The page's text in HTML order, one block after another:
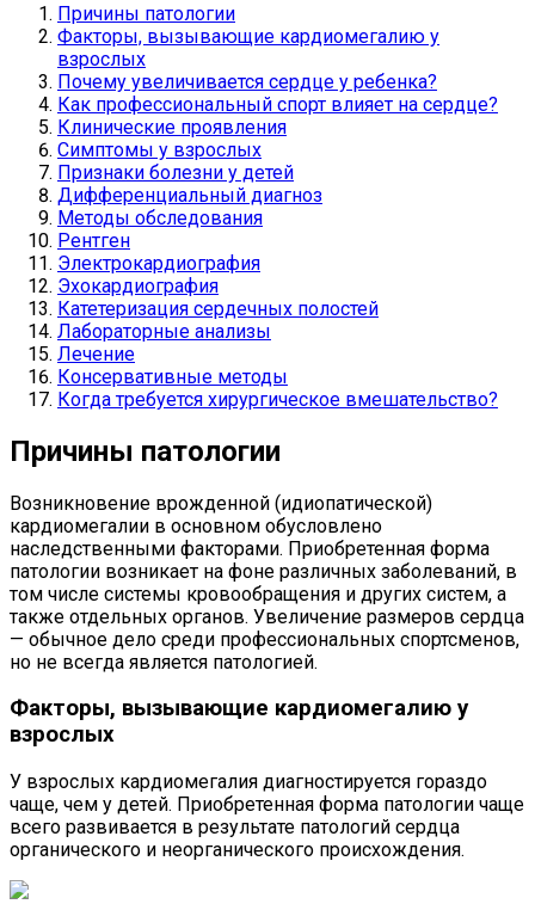
Причины патологии
Факторы, вызывающие кардиомегалию у
взрослых
Почему увеличивается сердце у ребенка?
Как профессиональный спорт влияет на сердце?
Клинические проявления
Симптомы у взрослых
Признаки болезни у детей
Дифференциальный диагноз
Методы обследования
Рентген
Электрокардиография
Эхокардиография
Катетеризация сердечных полостей
Лабораторные анализы
Лечение
Консервативные методы
Когда требуется хирургическое вмешательство?
Причины патологии
Возникновение врожденной (идиопатической)
кардиомегалии в основном обусловлено
наследственными факторами. Приобретенная форма
патологии возникает на фоне различных заболеваний, в
том числе системы кровообращения и других систем, а
также отдельных органов. Увеличение размеров сердца
— обычное дело среди профессиональных спортсменов,
но не всегда является патологией.
Факторы, вызывающие кардиомегалию у
взрослых
У взрослых кардиомегалия диагностируется гораздо
чаще, чем у детей. Приобретенная форма патологии чаще
всего развивается в результате патологий сердца
органического и неорганического происхождения.